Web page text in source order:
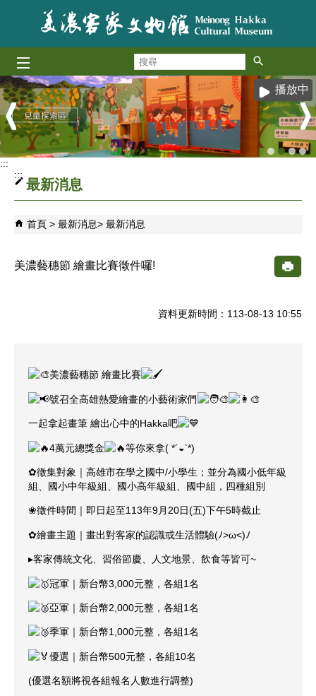
跳到主要內容區塊
播放中
:::
:::
最新消息
首頁 最新消息 最新消息
美濃藝穗節 繪畫比賽徵件囉!
資料更新時間：113-08-13 10:55
美濃藝穗節 繪畫比賽
號召全高雄熱愛繪畫的小藝術家們
一起拿起畫筆 繪出心中的Hakka吧
4萬元總獎金 等你來拿( *´◒`*)​
✿徵集對象｜高雄市在學之國中/小學生；並分為國小低年級
組、國小中年級組、國小高年級組、國中組，四種組別
❀徵件時間｜即日起至113年9月20日(五)下午5時截止
✿繪畫主題｜畫出對客家的認識或生活體驗(ﾉ>ω<)ﾉ
▸客家傳統文化、習俗節慶、人文地景、飲食等皆可~
冠軍｜新台幣3,000元整，各組1名
亞軍｜新台幣2,000元整，各組1名
季軍｜新台幣1,000元整，各組1名
優選｜新台幣500元整，各組10名
(優選名額將視各組報名人數進行調整)